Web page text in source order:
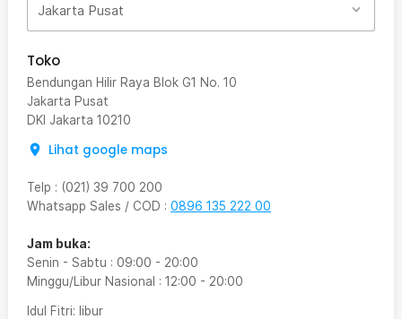
Jakarta Pusat
Toko
Bendungan Hilir Raya Blok G1 No. 10
Jakarta Pusat
DKI Jakarta 10210
Lihat google maps
Telp : (021) 39 700 200
Whatsapp Sales / COD : 0896 135 222 00
Jam buka:
Senin - Sabtu : 09:00 - 20:00
Minggu/Libur Nasional : 12:00 - 20:00
Idul Fitri: libur